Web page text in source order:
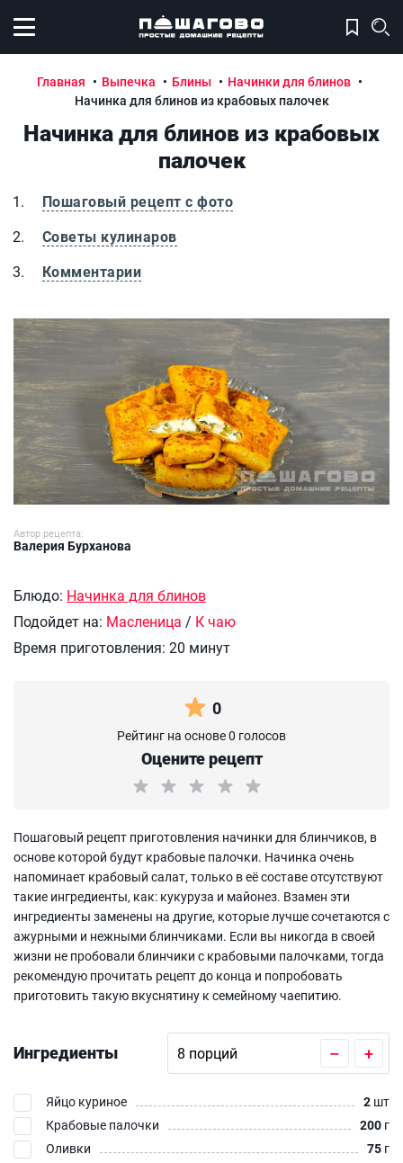
Открыть меню
Главная Выпечка Блины
Начинки для блинов
Начинка для блинов из крабовых палочек
Начинка для блинов из крабовых
палочек
Пошаговый рецепт с фото
Советы кулинаров
Комментарии
Начинка для блинов из крабовых палочек
Автор рецепта:
Валерия Бурханова
Блюдо: Начинка для блинов
Подойдет на: Масленица / К чаю
Время приготовления: 20 минут
0
Рейтинг на основе 0 голосов
Оцените рецепт
Пошаговый рецепт приготовления начинки для блинчиков, в
основе которой будут крабовые палочки. Начинка очень
напоминает крабовый салат, только в её составе отсутствуют
такие ингредиенты, как: кукуруза и майонез. Взамен эти
ингредиенты заменены на другие, которые лучше сочетаются с
ажурными и нежными блинчиками. Если вы никогда в своей
жизни не пробовали блинчики с крабовыми палочками, тогда
рекомендую прочитать рецепт до конца и попробовать
приготовить такую вкуснятину к семейному чаепитию.
Ингредиенты – +
Яйцо куриное 2 шт
Крабовые палочки
200 г
Оливки
75 г